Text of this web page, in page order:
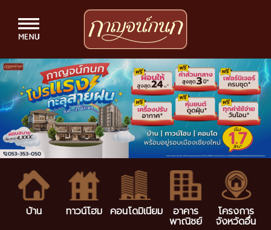
บ้าน ทาวน์โฮม คอนโดมิเนียม อาคาร
พาณิชย์
โครงการ
จังหวัดอื่น